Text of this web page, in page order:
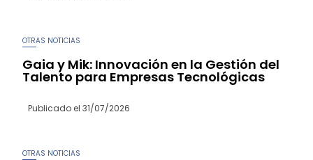
OTRAS NOTICIAS
Gaia y Mik: Innovación en la Gestión del
Talento para Empresas Tecnológicas
Publicado el 31/07/2026
OTRAS NOTICIAS